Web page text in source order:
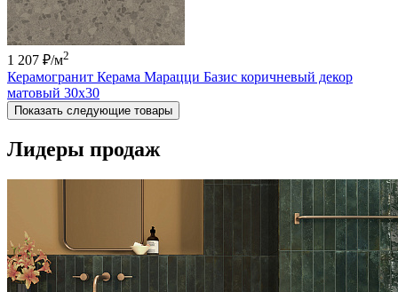
1 207 ₽/м2
Керамогранит Керама Марацци Базис коричневый декор
матовый 30x30
Показать следующие товары
Лидеры продаж